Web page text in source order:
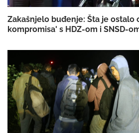
Zakašnjelo buđenje: Šta je ostalo
kompromisa' s HDZ-om i SNSD-